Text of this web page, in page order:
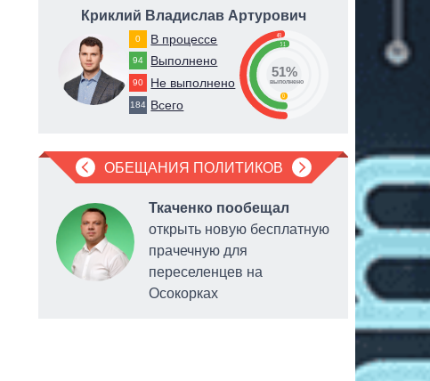
Криклий Владислав Артурович
0 В процессе
94 Выполнено
90 Не выполнено
184 Всего
49
51
0
51%
выполнено
ОБЕЩАНИЯ ПОЛИТИКОВ
Ткаченко пообещал
открыть новую бесплатную
прачечную для
переселенцев на
Осокорках
бизнеса